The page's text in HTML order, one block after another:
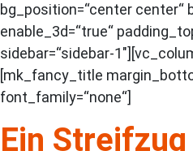
bg_position=“center center“
enable_3d=“true“
sidebar=“sidebar-
[mk_fancy_title
font_family=“none“]
Ein